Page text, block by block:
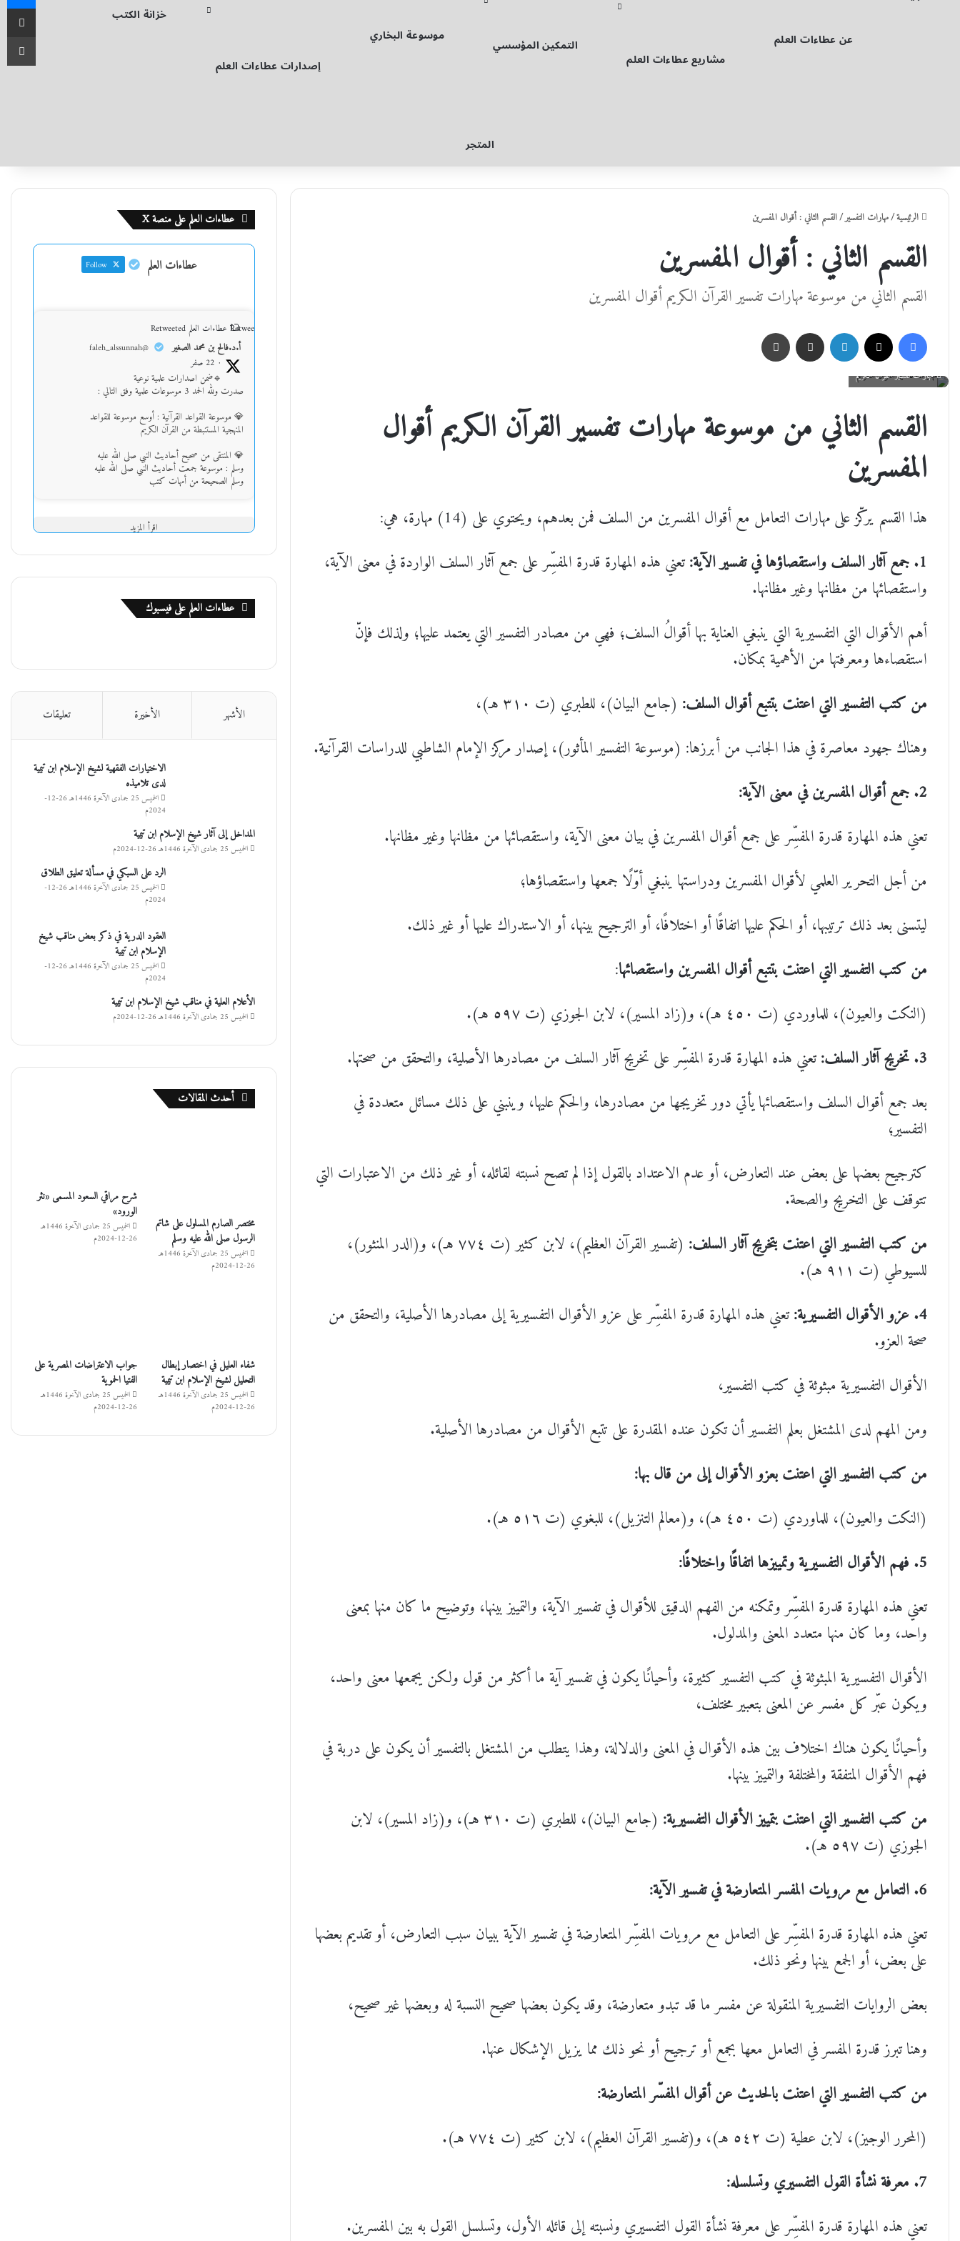
عن عطاءات العلم
مشاريع عطاءات العلم
التمكين المؤسسي
موسوعة البخاري
إصدارات عطاءات العلم
خزانة الكتب
المتجر
الرئيسية/مهارات التفسير/القسم الثاني : أقوال المفسرين
القسم الثاني : أقوال المفسرين
القسم الثاني من موسوعة مهارات تفسير القرآن الكريم أقوال المفسرين
فيسبوك لينكدإن مشاركة عبر البريد
مهارات تفسير القرآن الكريم
القسم الثاني من موسوعة مهارات تفسير القرآن الكريمأقوال
المفسرين
هذا القسم يركّز على مهارات التعامل مع أقوال المفسرين من السلف فمن بعدهم، ويحتوي على (14) مهارة، هي:
1. جمع آثار السلف واستقصاؤها في تفسير الآية:
تعني هذه المهارة قدرة المفسِّر على جمع آثار السلف الواردة في معنى الآية،
واستقصائها من مظانها وغير مظانها.
أهم الأقوال التي التفسيرية التي ينبغي العناية بها أقوالُ السلف؛ فهي من مصادر التفسير التي يعتمد عليها؛ ولذلك فإنّ
استقصاءها ومعرفتها من الأهمية بمكان.
من كتب التفسير التي اعتنت بتتبع أقوال السلف: (جامع البيان)، للطبري (ت ٣١٠ هـ)،
وهناك جهود معاصرة في هذا الجانب من أبرزها: (موسوعة التفسير المأثور)، إصدار مركز الإمام الشاطبي للدراسات القرآنية.
2. جمع أقوال المفسرين في معنى الآية:
تعني هذه المهارة قدرة المفسِّر على جمع أقوال المفسرين في بيان معنى الآية، واستقصائها من مظانها وغير مظانها.
من أجل التحرير العلمي لأقوال المفسرين ودراستها ينبغي أوّلًا جمعها واستقصاؤها؛
ليتسنى بعد ذلك ترتيبها، أو الحكم عليها اتفاقًا أو اختلافًا، أو الترجيح بينها، أو الاستدراك عليها أو غير ذلك.
من كتب التفسير التي اعتنت بتتبع أقوال المفسرين واستقصائها:
(النكت والعيون)، للماوردي (ت ٤٥٠ هـ)، و(زاد المسير)، لابن الجوزي (ت ٥٩٧ هـ).
3. تخريج آثار السلف:
تعني هذه المهارة قدرة المفسِّر على تخريج آثار السلف من مصادرها الأصلية، والتحقق من صحتها.
بعد جمع أقوال السلف واستقصائها يأتي دور تخريجها من مصادرها، والحكم عليها، وينبني على ذلك مسائل متعددة في
التفسير؛
كترجيح بعضها على بعض عند التعارض، أو عدم الاعتداد بالقول إذا لم تصح نسبته لقائله، أو غير ذلك من الاعتبارات التي
تتوقف على التخريج والصحة.
من كتب التفسير التي اعتنت بتخريج آثار السلف:
(تفسير القرآن العظيم)، لابن كثير (ت ٧٧٤ هـ)، و(الدر المنثور)،
للسيوطي (ت ٩١١ هـ).
4. عزو الأقوال التفسيرية:
تعني هذه المهارة قدرة المفسِّر على عزو الأقوال التفسيرية إلى مصادرها الأصلية، والتحقق من
صحة العزو.
الأقوال التفسيرية مبثوثة في كتب التفسير،
ومن المهم لدى المشتغل بعلم التفسير أن تكون عنده المقدرة على تتبع الأقوال من مصادرها الأصلية.
من كتب التفسير التي اعتنت بعزو الأقوال إلى من قال بها:
(النكت والعيون)، للماوردي (ت ٤٥٠ هـ)، و(معالم التنزيل)، للبغوي (ت ٥١٦ هـ).
5. فهم الأقوال التفسيرية وتمييزها اتفاقًا واختلافًا:
تعني هذه المهارة قدرة المفسِّر وتمكنه من الفهم الدقيق للأقوال في تفسير الآية، والتمييز بينها، وتوضيح ما كان منها بمعنى
واحد، وما كان منها متعدد المعنى والمدلول.
الأقوال التفسيرية المبثوثة في كتب التفسير كثيرة، وأحيانًا يكون في تفسير آية ما أكثر من قول ولكن يجمعها معنى واحد،
ويكون عبّر كل مفسر عن المعنى بتعبير مختلف،
وأحيانًا يكون هناك اختلاف بين هذه الأقوال في المعنى والدلالة، وهذا يتطلب من المشتغل بالتفسير أن يكون على دربة في
فهم الأقوال المتفقة والمختلفة والتمييز بينها.
من كتب التفسير التي اعتنت بتمييز الأقوال التفسيرية:
(جامع البيان)، للطبري (ت ٣١٠ هـ)، و(زاد المسير)، لابن
الجوزي (ت ٥٩٧ هـ).
6. التعامل مع مرويات المفسر المتعارضة في تفسير الآية:
تعني هذه المهارة قدرة المفسِّر على التعامل مع مرويات المفسِّر المتعارضة في تفسير الآية ببيان سبب التعارض، أو تقديم بعضها
على بعض، أو الجمع بينها ونحو ذلك.
بعض الروايات التفسيرية المنقولة عن مفسر ما قد تبدو متعارضة، وقد يكون بعضها صحيح النسبة له وبعضها غير صحيح،
وهنا تبرز قدرة المفسر في التعامل معها بجمع أو ترجيح أو نحو ذلك مما يزيل الإشكال عنها.
من كتب التفسير التي اعتنت بالحديث عن أقوال المفسّر المتعارضة:
(المحرر الوجيز)، لابن عطية (ت ٥٤٢ هـ)، و(تفسير القرآن العظيم)، لابن كثير (ت ٧٧٤ هـ).
7. معرفة نشأة القول التفسيري وتسلسله:
تعني هذه المهارة قدرة المفسِّر على معرفة نشأة القول التفسيري ونسبته إلى قائله الأول، وتسلسل القول به بين المفسرين.
عطاءات العلم على منصة X
عطاءات العلم
Retweet on Twitter عطاءات العلم Retweeted
أ.د.فالح بن محمد الصغير
@faleh_alssunnah
· 22 صفر
🔹ضمن اصدارات علمية نوعية
صدرت ولله الحمد 3 موسوعات علمية وفق التالي :
💎 موسوعة القواعد القرآنية : أوسع موسوعة للقواعد
المنهجية المستنبطة من القرآن الكريم
💎 المنتقى من صحيح أحاديث النبي صلى الله عليه
وسلم : موسوعة جمعت أحاديث النبي صلى الله عليه
وسلم الصحيحة من أمهات كتب
اقرأ المزيد
عطاءات العلم على فيسبوك
الأشهر الأخيرة تعليقات
الاختيارات الفقهية لشيخ الإسلام ابن تيمية
لدى تلاميذه
الخميس 25 جمادى الآخرة 1446هـ 26-12-
2024م
المداخل إلى آثار شيخ الإسلام ابن تيمية
الخميس 25 جمادى الآخرة 1446هـ 26-12-2024م
الرد على السبكي في مسألة تعليق الطلاق
الخميس 25 جمادى الآخرة 1446هـ 26-12-
2024م
العقود الدرية في ذكر بعض مناقب شيخ
الإسلام ابن تيمية
الخميس 25 جمادى الآخرة 1446هـ 26-12-
2024م
الأعلام العلية في مناقب شيخ الإسلام ابن تيمية
الخميس 25 جمادى الآخرة 1446هـ 26-12-2024م
أحدث المقالات
مختصر الصارم المسلول على شاتم
الرسول صلى الله عليه وسلم
الخميس 25 جمادى الآخرة 1446هـ
26-12-2024م
شرح مراقي السعود المسمى «نثر
الورود»
الخميس 25 جمادى الآخرة 1446هـ
26-12-2024م
شفاء العليل في اختصار إبطال
التحليل لشيخ الإسلام ابن تيمية
الخميس 25 جمادى الآخرة 1446هـ
26-12-2024م
جواب الاعتراضات المصرية على
الفتيا الحموية
الخميس 25 جمادى الآخرة 1446هـ
26-12-2024م